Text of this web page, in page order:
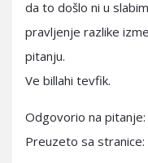
da to došlo ni u
pravljenje razlike
pitanju.
Ve billahi tevfik.
Odgovorio na pitanje:
Preuzeto sa stranice: